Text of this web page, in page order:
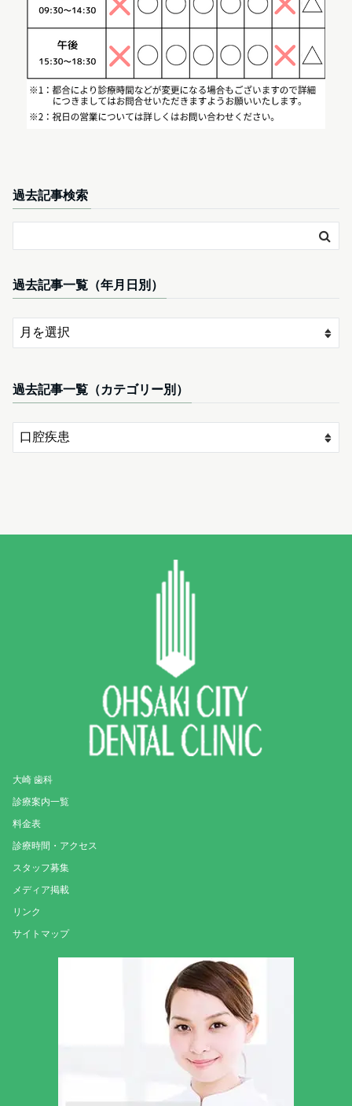
過去記事検索
過去記事一覧（年月日別）
過去記事一覧（カテゴリー別）
大崎 歯科
診療案内一覧
料金表
診療時間・アクセス
スタッフ募集
メディア掲載
リンク
サイトマップ